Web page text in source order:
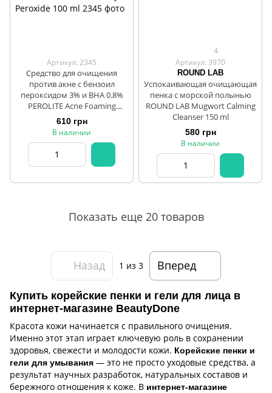
Артикул: 2345
Средство для очищения
против акне с бензоил
пероксидом 3% и ВНА 0.8%
PEROLITE Acne Foaming
Facewash Acne Cleanser With
3% Benzoyl Peroxide 100 ml
610 грн
В наличии
4
Артикул: 3970
ROUND LAB
Успокаивающая очищающая
пенка с морской полынью
ROUND LAB Mugwort Calming
Cleanser 150 ml
580 грн
В наличии
Показать еще 20 товаров
Назад 1 из 3 Вперед
Купить корейские пенки и гели для лица в
интернет-магазине BeautyDone
Красота кожи начинается с правильного очищения.
Именно этот этап играет ключевую роль в сохранении
здоровья, свежести и молодости кожи. Корейские пенки и
гели для умывания — это не просто уходовые средства, а
результат научных разработок, натуральных составов и
бережного отношения к коже. В интернет-магазине